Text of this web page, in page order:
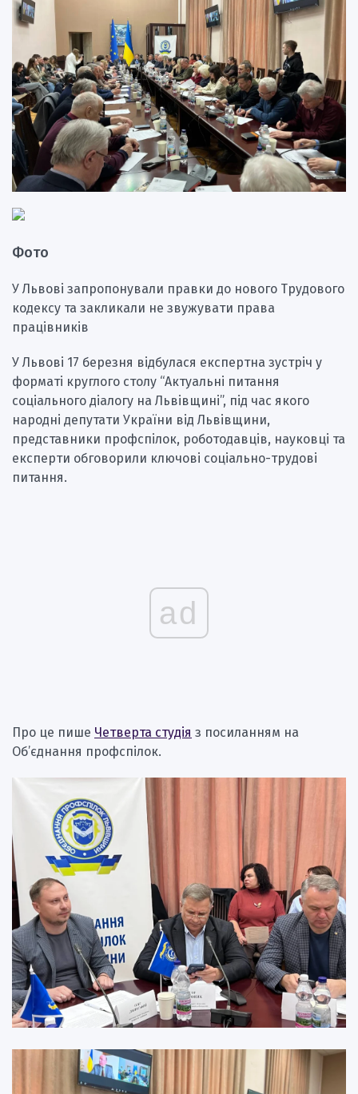
Фото
У Львові запропонували правки до нового Трудового
кодексу та закликали не звужувати права
працівників
У Львові 17 березня відбулася експертна зустріч у
форматі круглого столу “Актуальні питання
соціального діалогу на Львівщині”, під час якого
народні депутати України від Львівщини,
представники профспілок, роботодавців, науковці та
експерти обговорили ключові соціально-трудові
питання.
ad
Про це пише Четверта студія з посиланням на
Об’єднання профспілок.